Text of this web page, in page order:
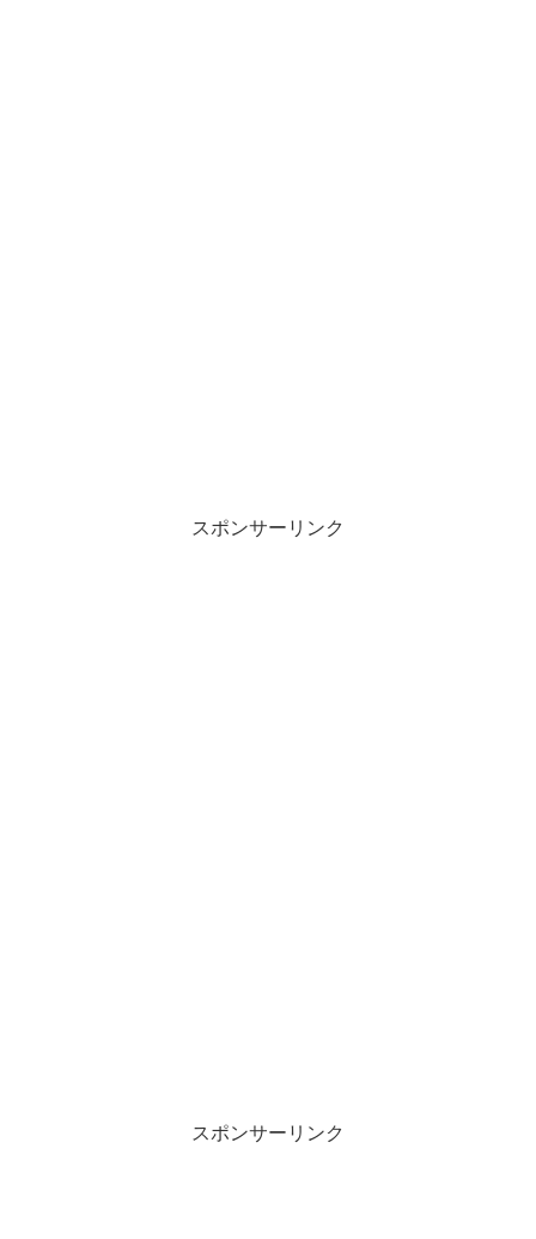
スポンサーリンク
スポンサーリンク